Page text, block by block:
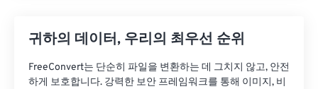
귀하의 데이터, 우리의 최우선 순위
FreeConvert는 단순히 파일을 변환하는 데 그치지 않고, 안전
하게 보호합니다. 강력한 보안 프레임워크를 통해 이미지, 비